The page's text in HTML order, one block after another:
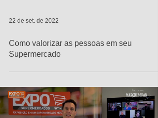
22 de set. de 2022
Como valorizar as pessoas em seu
Supermercado